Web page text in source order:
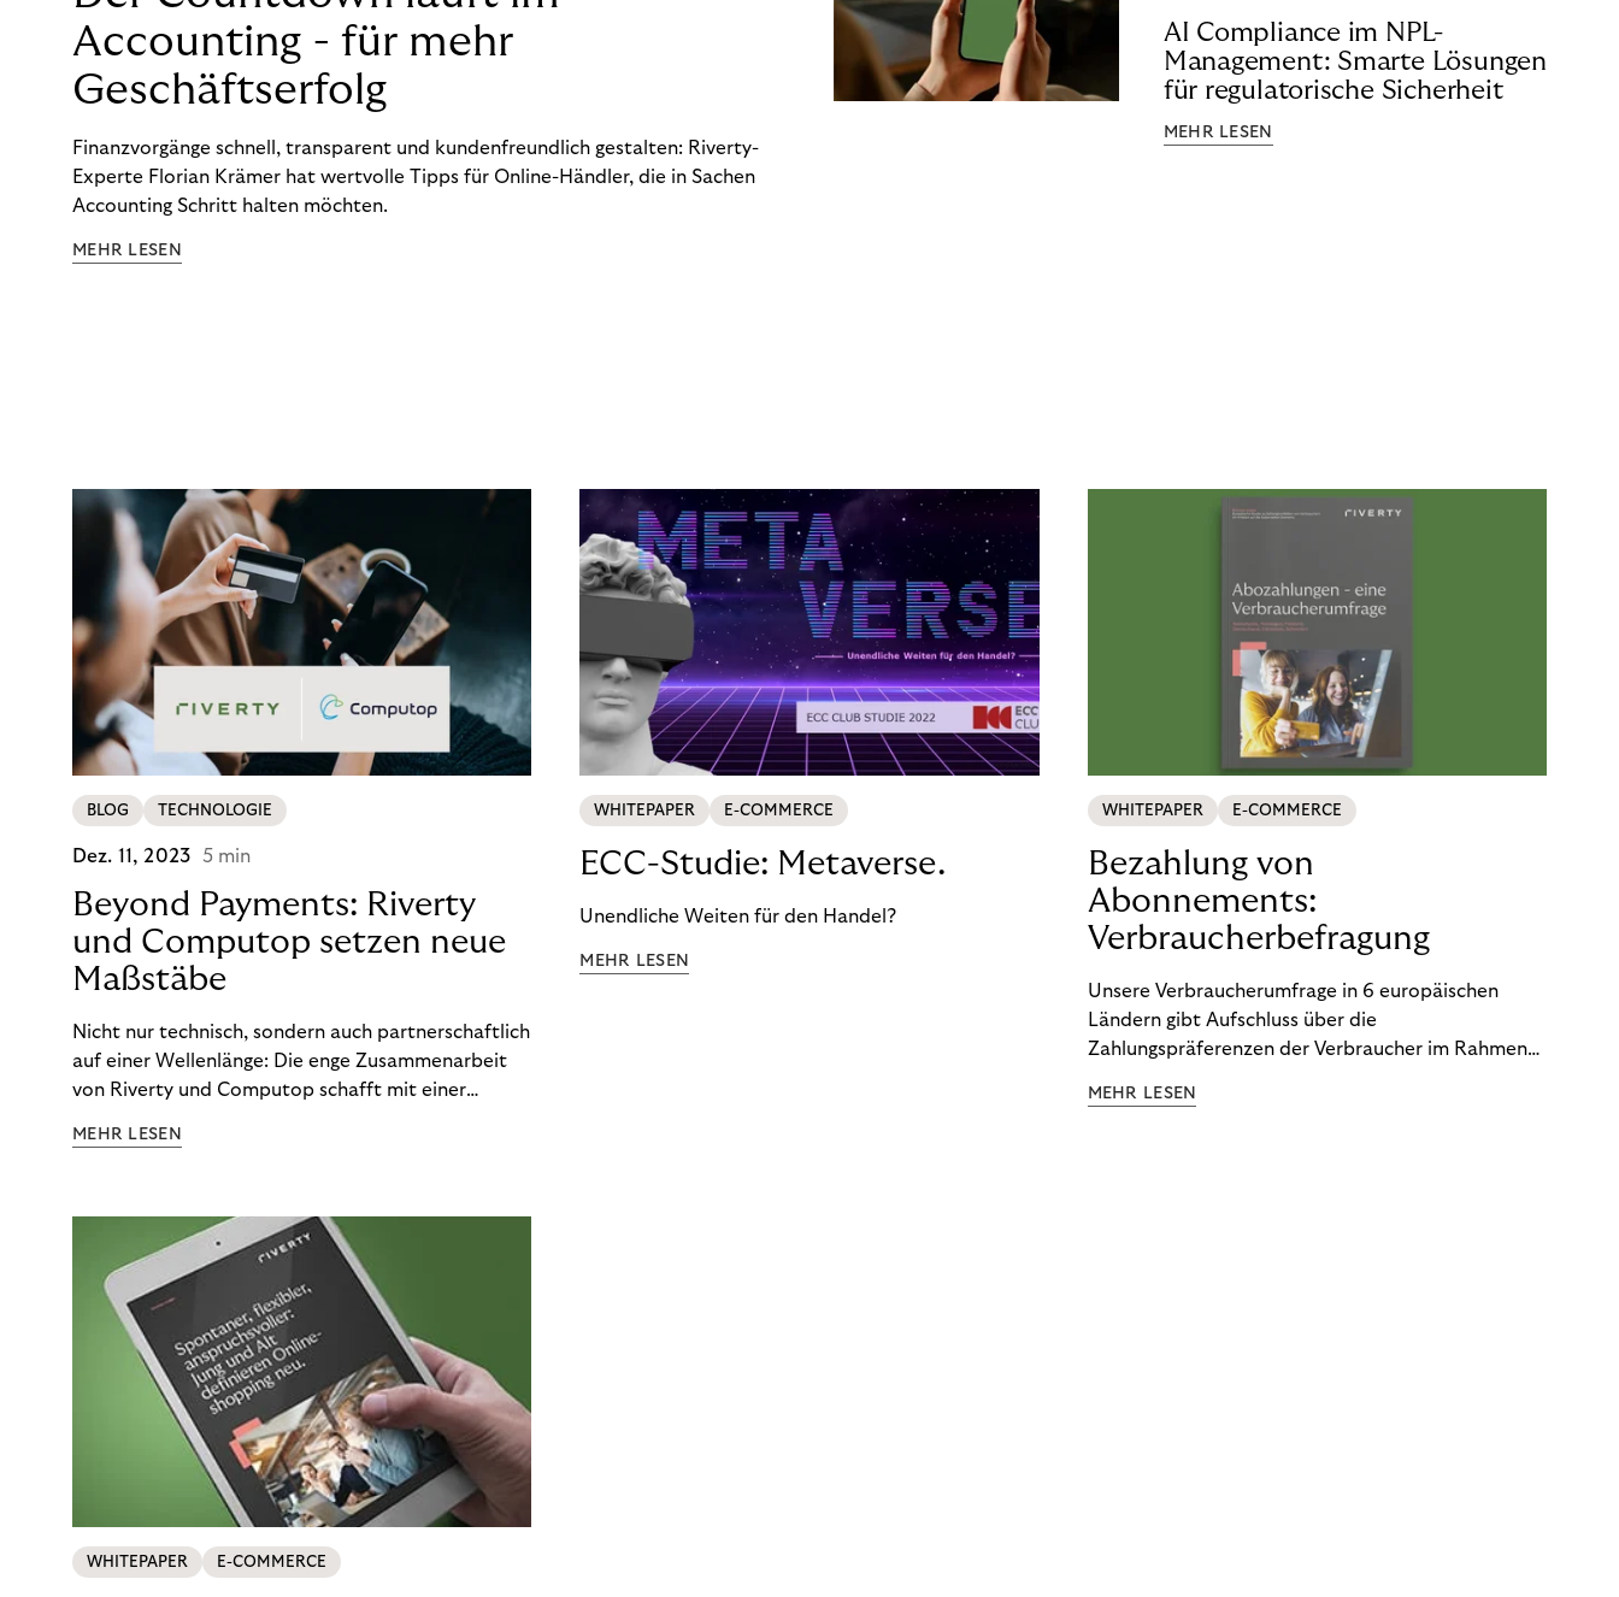
Accounting - für mehr
Geschäftserfolg
Finanzvorgänge schnell, transparent und kundenfreundlich gestalten: Riverty-
Experte Florian Krämer hat wertvolle Tipps für Online-Händler, die in Sachen
Accounting Schritt halten möchten.
MEHR LESEN
AI Compliance im NPL-
Management: Smarte Lösungen
für regulatorische Sicherheit
MEHR LESEN
BLOG TECHNOLOGIE
Dez. 11, 2023 5 min
Beyond Payments: Riverty
und Computop setzen neue
Maßstäbe
Nicht nur technisch, sondern auch partnerschaftlich
auf einer Wellenlänge: Die enge Zusammenarbeit
von Riverty und Computop schafft mit einer
Zahlungsabwicklung echte Mehrwerte für Händler.
MEHR LESEN
WHITEPAPER E-COMMERCE
ECC-Studie: Metaverse.
Unendliche Weiten für den Handel?
MEHR LESEN
WHITEPAPER E-COMMERCE
Bezahlung von
Abonnements:
Verbraucherbefragung
Unsere Verbraucherumfrage in 6 europäischen
Ländern gibt Aufschluss über die
Zahlungspräferenzen der Verbraucher im Rahmen
Ergebnisse, um zu erfahren, wie Sie
MEHR LESEN
WHITEPAPER E-COMMERCE